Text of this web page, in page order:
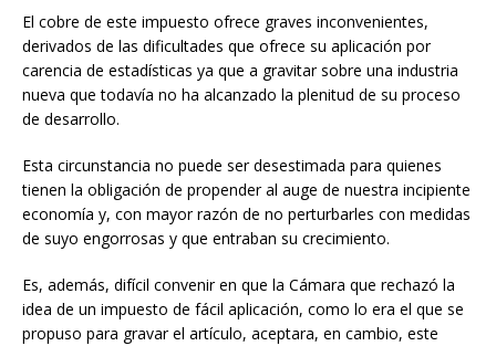
El cobre de este impuesto ofrece graves inconvenientes,
derivados de las dificultades que ofrece su aplicación por
carencia de estadísticas ya que a gravitar sobre una industria
nueva que todavía no ha alcanzado la plenitud de su proceso
de desarrollo.
Esta circunstancia no puede ser desestimada para quienes
tienen la obligación de propender al auge de nuestra incipiente
economía y, con mayor razón de no perturbarles con medidas
de suyo engorrosas y que entraban su crecimiento.
Es, además, difícil convenir en que la Cámara que rechazó la
idea de un impuesto de fácil aplicación, como lo era el que se
propuso para gravar el artículo, aceptara, en cambio, este